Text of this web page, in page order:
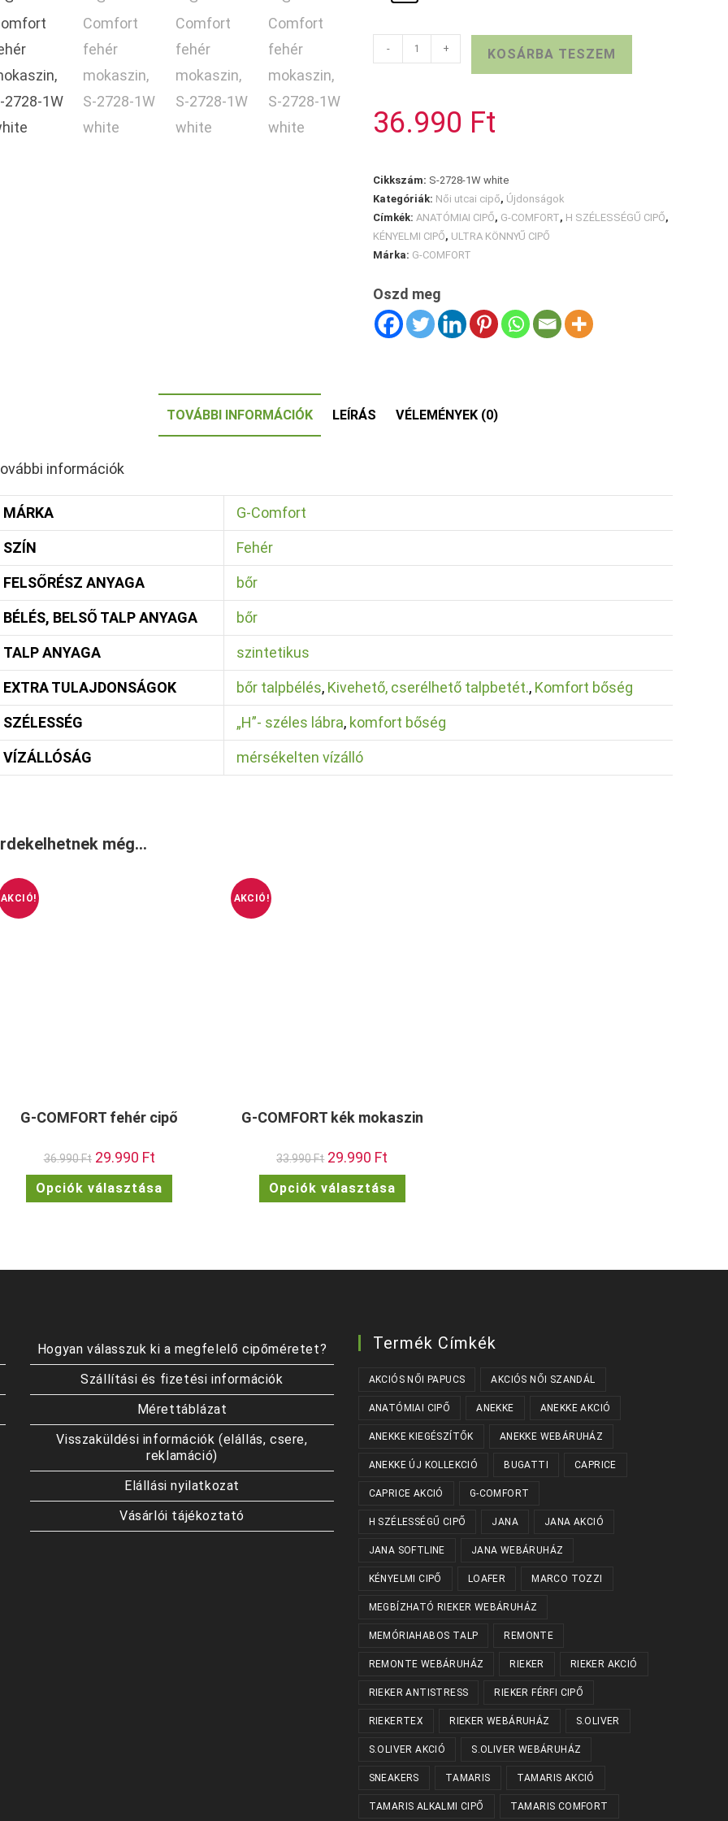
COMFORT
mennyiség
- + KOSÁRBA TESZEM
36.990 Ft
Cikkszám: S-2728-1W white
Kategóriák: Női utcai cipő, Újdonságok
Címkék:ANATÓMIAI CIPŐ, G-COMFORT, H SZÉLESSÉGŰ CIPŐ,
KÉNYELMI CIPŐ, ULTRA KÖNNYŰ CIPŐ
Márka: G-COMFORT
Oszd meg
TOVÁBBI INFORMÁCIÓK LEÍRÁS VÉLEMÉNYEK (0)
információk
MÁRKA G-Comfort
SZÍN Fehér
FELSŐRÉSZ ANYAGA bőr
BÉLÉS, BELSŐ TALP ANYAGA bőr
TALP ANYAGA szintetikus
EXTRA TULAJDONSÁGOK bőr talpbélés, Kivehető, cserélhető talpbetét., Komfort bőség
SZÉLESSÉG „H”- széles lábra, komfort bőség
VÍZÁLLÓSÁG mérsékelten vízálló
még…
AKCIÓ!
G-COMFORT fehér cipő
36.990Ft Original
price
was:
36.990 Ft.
29.990 FtCurrent
price
is:
29.990 Ft.
Opciók választása
terméknek
a
AKCIÓ!
G-COMFORT kék mokaszin
33.990Ft Original
price
was:
33.990 Ft.
29.990 Ft
is:
29.990 Ft.
Opciók választása
terméknek
a
Hogyan válasszuk ki a megfelelő cipőméretet?
Szállítási és fizetési információk
Mérettáblázat
Visszaküldési információk (elállás, csere,
reklamáció)
Elállási nyilatkozat
Vásárlói tájékoztató
Termék Címkék
AKCIÓS NŐI PAPUCS AKCIÓS NŐI SZANDÁL
ANATÓMIAI CIPŐ ANEKKE ANEKKE AKCIÓ
ANEKKE KIEGÉSZÍTŐK ANEKKE WEBÁRUHÁZ
ANEKKE ÚJ KOLLEKCIÓ BUGATTI CAPRICE
CAPRICE AKCIÓ G-COMFORT
H SZÉLESSÉGŰ CIPŐ JANA JANA AKCIÓ
JANA SOFTLINE JANA WEBÁRUHÁZ
KÉNYELMI CIPŐ LOAFER MARCO TOZZI
MEGBÍZHATÓ RIEKER WEBÁRUHÁZ
MEMÓRIAHABOS TALP REMONTE
REMONTE WEBÁRUHÁZ RIEKER RIEKER AKCIÓ
RIEKER ANTISTRESS RIEKER FÉRFI CIPŐ
RIEKERTEX RIEKER WEBÁRUHÁZ S.OLIVER
S.OLIVER AKCIÓ S.OLIVER WEBÁRUHÁZ
SNEAKERS TAMARIS TAMARIS AKCIÓ
TAMARIS ALKALMI CIPŐ TAMARIS COMFORT